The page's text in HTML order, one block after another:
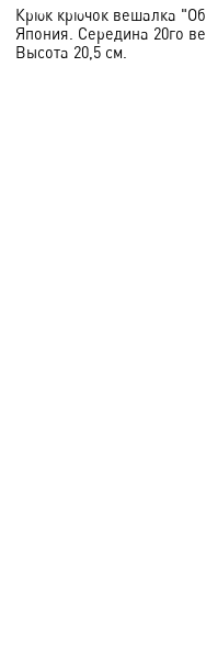
Крюк крючок вешалка
Япония. Середина 20го
Высота 20,5 см.